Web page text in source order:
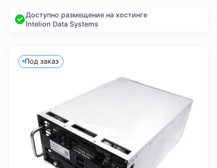
Доступно размещение на хостинге
Intelion Data Systems
Под заказ